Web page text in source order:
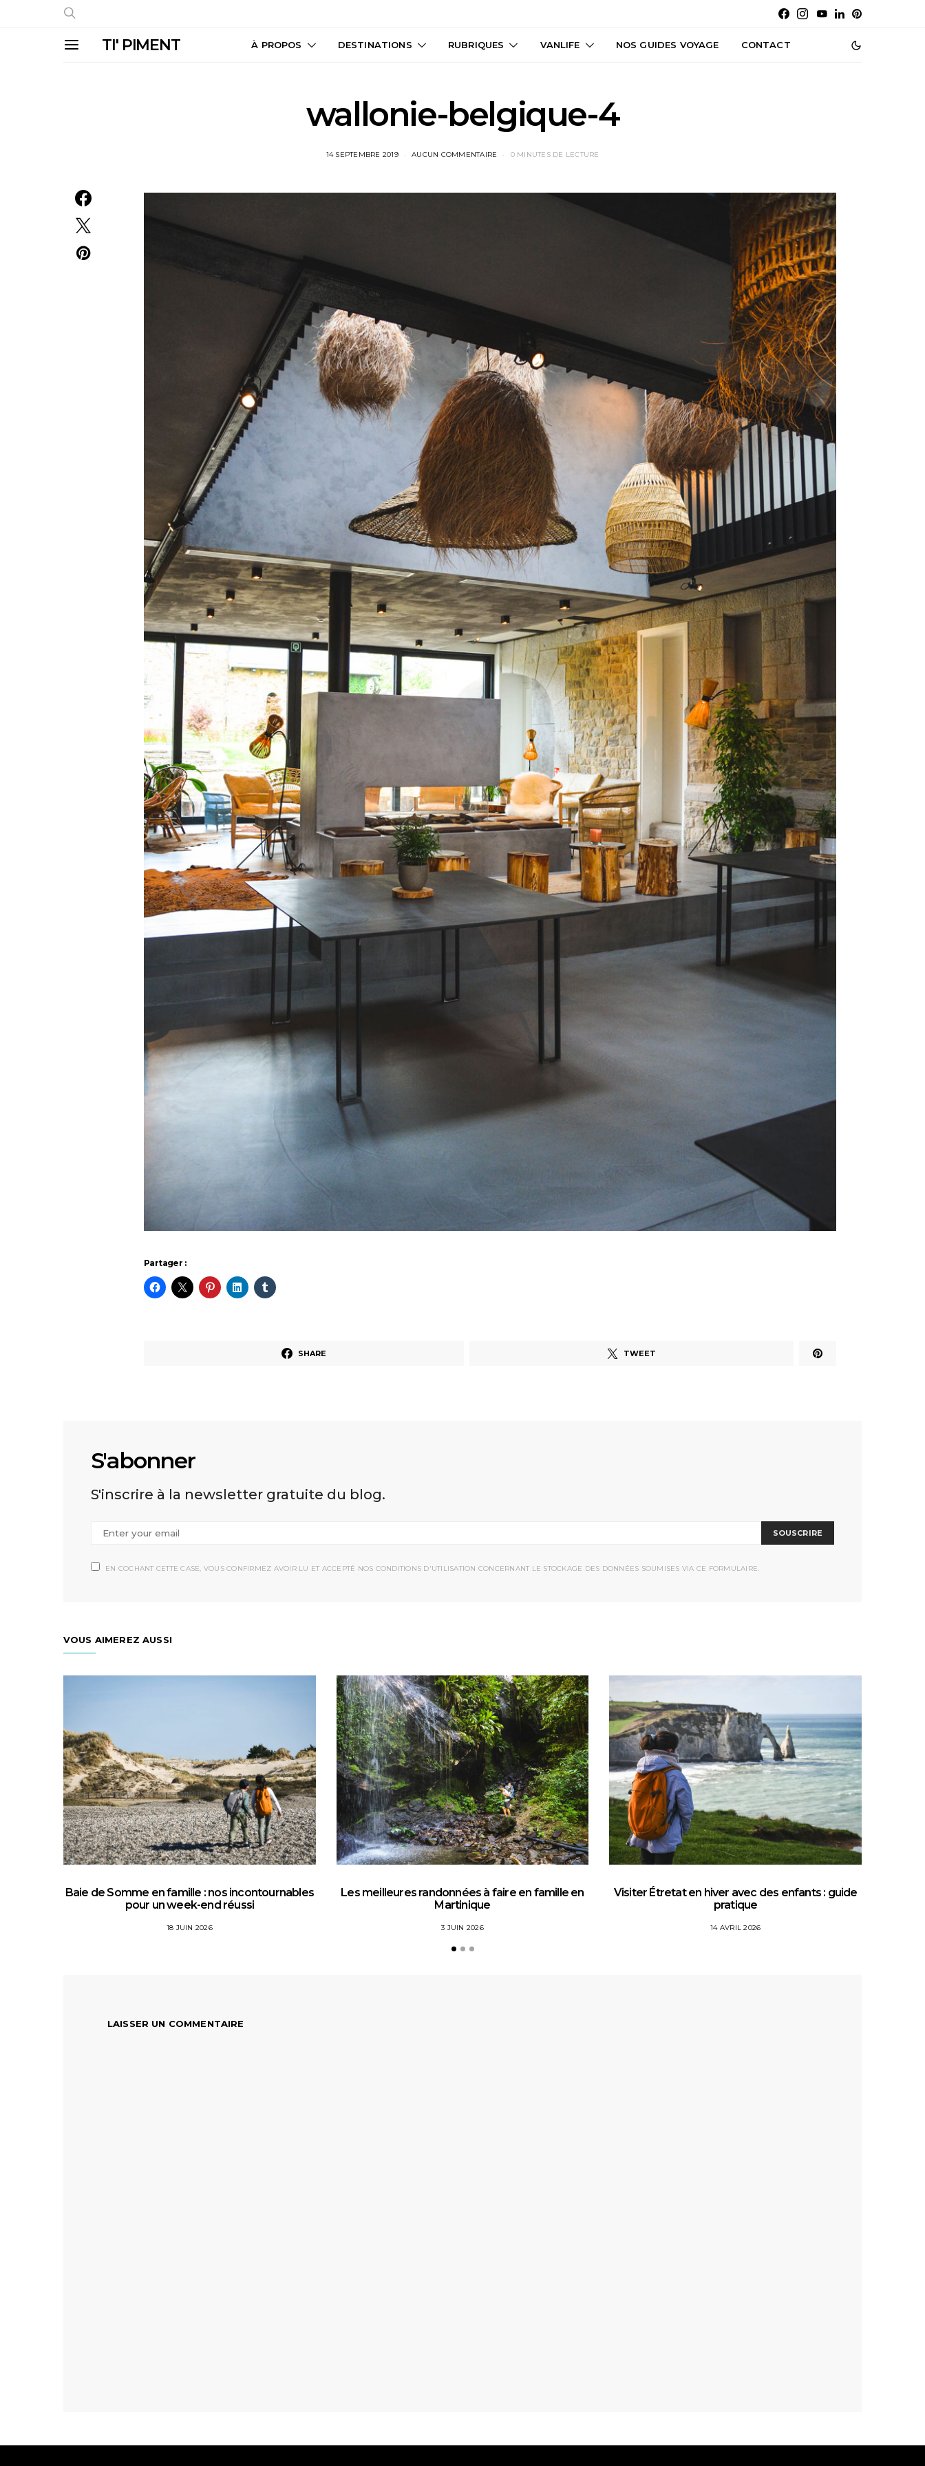
TI' PIMENT À PROPOS DESTINATIONS RUBRIQUES VANLIFE NOS GUIDES VOYAGE CONTACT
wallonie-belgique-4
14 SEPTEMBRE 2019 AUCUN COMMENTAIRE 0 MINUTES DE LECTURE
Partager :
SHARE TWEET
S'abonner
S'inscrire à la newsletter gratuite du blog.
SOUSCRIRE
EN COCHANT CETTE CASE, VOUS CONFIRMEZ AVOIR LU ET ACCEPTÉ NOS CONDITIONS D'UTILISATION CONCERNANT LE STOCKAGE DES DONNÉES SOUMISES VIA CE FORMULAIRE.
VOUS AIMEREZ AUSSI
Baie de Somme en famille : nos incontournables
pour un week-end réussi
18 JUIN 2026
Les meilleures randonnées à faire en famille en
Martinique
3 JUIN 2026
Visiter Étretat en hiver avec des enfants : guide
pratique
14 AVRIL 2026
LAISSER UN COMMENTAIRE